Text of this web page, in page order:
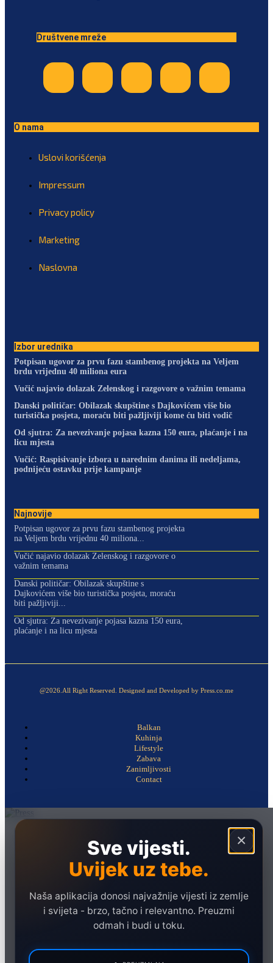
Društvene mreže
O nama
Uslovi korišćenja
Impressum
Privacy policy
Marketing
Naslovna
Izbor urednika
Potpisan ugovor za prvu fazu stambenog projekta na Veljem
brdu vrijednu 40 miliona eura
Vučić najavio dolazak Zelenskog i razgovore o važnim temama
Danski političar: Obilazak skupštine s Dajkovićem više bio
turistička posjeta, moraću biti pažljiviji kome ću biti vodič
Od sjutra: Za nevezivanje pojasa kazna 150 eura, plaćanje i na
licu mjesta
Vučić: Raspisivanje izbora u narednim danima ili nedeljama,
podnijeću ostavku prije kampanje
Najnovije
Potpisan ugovor za prvu fazu stambenog projekta
na Veljem brdu vrijednu 40 miliona...
Vučić najavio dolazak Zelenskog i razgovore o
važnim temama
Danski političar: Obilazak skupštine s
Dajkovićem više bio turistička posjeta, moraću
biti pažljiviji...
Od sjutra: Za nevezivanje pojasa kazna 150 eura,
plaćanje i na licu mjesta
@2026.All Right Reserved. Designed and Developed by Press.co.me
Balkan
Kuhinja
Lifestyle
Zabava
Zanimljivosti
Contact
×
Sve vijesti.
Uvijek uz tebe.
Naša aplikacija donosi najvažnije vijesti iz zemlje
i svijeta - brzo, tačno i relevantno. Preuzmi
odmah i budi u toku.
Ekonomija